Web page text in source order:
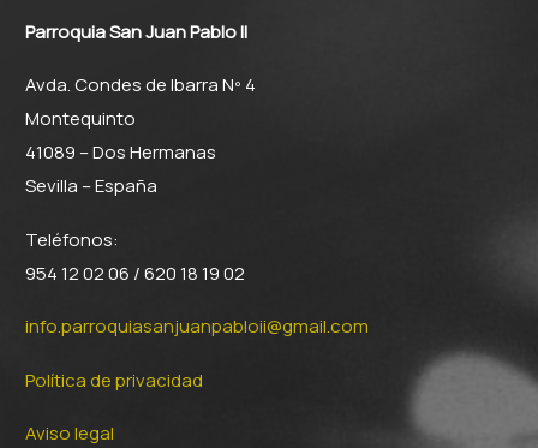
Parroquia San Juan Pablo II
Avda. Condes de Ibarra Nº 4
Montequinto
41089 – Dos Hermanas
Sevilla – España
Teléfonos:
954 12 02 06 / 620 18 19 02
info.parroquiasanjuanpabloii@gmail.com
Política de privacidad
Aviso legal